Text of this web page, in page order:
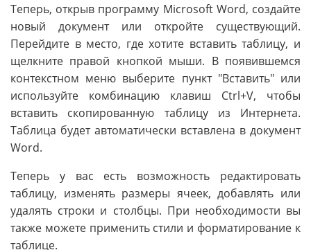
Теперь, открыв программу Microsoft Word, создайте
новый документ или откройте существующий.
Перейдите в место, где хотите вставить таблицу, и
щелкните правой кнопкой мыши. В появившемся
контекстном меню выберите пункт "Вставить" или
используйте комбинацию клавиш Ctrl+V, чтобы
вставить скопированную таблицу из Интернета.
Таблица будет автоматически вставлена в документ
Word.
Теперь у вас есть возможность редактировать
таблицу, изменять размеры ячеек, добавлять или
удалять строки и столбцы. При необходимости вы
также можете применить стили и форматирование к
таблице.